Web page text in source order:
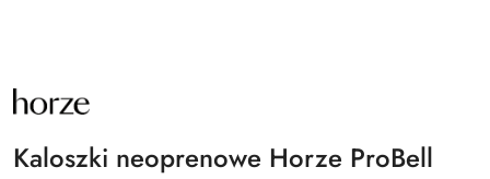
NAZWA
PRODUCENTA:
Kaloszki neoprenowe Horze ProBell